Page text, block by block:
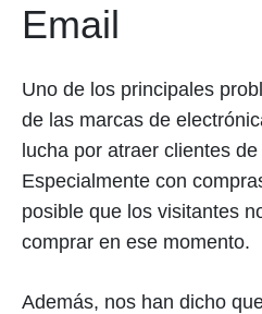
Email
Uno de los principales
de las marcas de
lucha por atraer clientes
Especialmente con
posible que los visitantes
comprar en ese momento.
Además, nos han dicho